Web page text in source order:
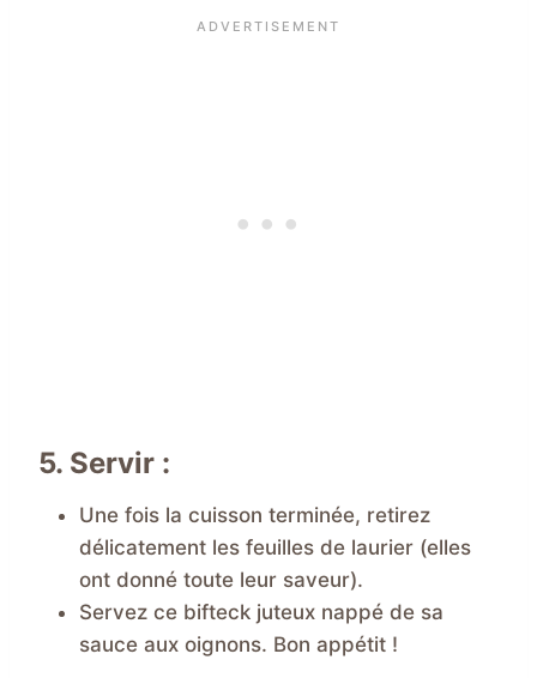
5. Servir :
Une fois la cuisson terminée, retirez
délicatement les feuilles de laurier (elles
ont donné toute leur saveur).
Servez ce bifteck juteux nappé de sa
sauce aux oignons. Bon appétit !